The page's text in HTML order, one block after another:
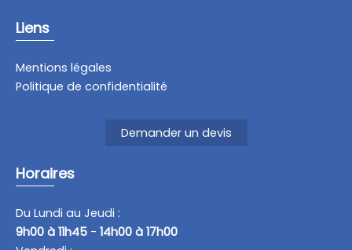
Liens
Mentions légales
Politique de confidentialité
Demander un devis
Horaires
Du Lundi au Jeudi :
9h00 à 11h45 - 14h00 à 17h00